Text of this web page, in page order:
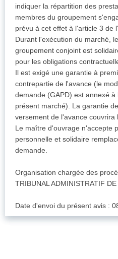
indiquer la répartition des
membres du groupement
prévu à cet effet à l'article 3 de
Durant l'exécution du marché,
groupement conjoint est
pour les obligations
Il est exigé une garantie à
contrepartie de l'avance (le
demande (GAPD) est annexé
présent marché). La garantie
versement de l'avance couvrira
Le maître d'ouvrage n'accepte
personnelle et solidaire
demande.
Organisation chargée des
TRIBUNAL ADMINISTRATIF
Date d'envoi du présent avis :